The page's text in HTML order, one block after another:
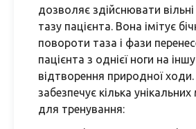
дозволяє здійснювати
тазу пацієнта. Вона імітує
повороти таза і фази
пацієнта з однієї ноги на
відтворення природної
забезпечує кілька
для тренування: